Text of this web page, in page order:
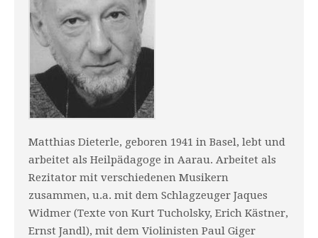
Matthias Dieterle, geboren 1941 in Basel, lebt und
arbeitet als Heilpädagoge in Aarau. Arbeitet als
Rezitator mit verschiedenen Musikern
zusammen, u.a. mit dem Schlagzeuger Jaques
Widmer (Texte von Kurt Tucholsky, Erich Kästner,
Ernst Jandl), mit dem Violinisten Paul Giger